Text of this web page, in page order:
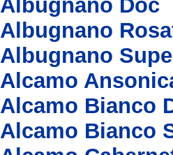
Albugnano Doc
Albugnano
Albugnano
Alcamo
Alcamo Bianco
Alcamo Bianco